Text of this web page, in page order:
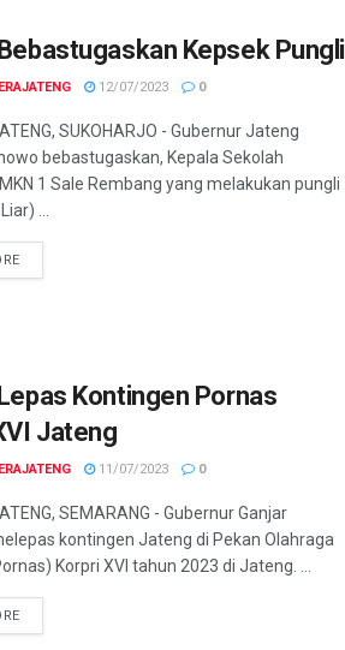
Kepsek Pungli
12/07/2023 0
SUKOHARJO - Gubernur Jateng
bebastugaskan, Kepala Sekolah
1 Sale Rembang yang melakukan pungli
...
DETAILS
Kontingen Pornas
Jateng
11/07/2023 0
SEMARANG - Gubernur Ganjar
kontingen Jateng di Pekan Olahraga
Korpri XVI tahun 2023 di Jateng. ...
DETAILS